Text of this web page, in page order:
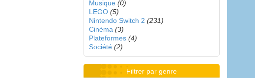
Musique (0)
LEGO (5)
Nintendo Switch 2 (231)
Cinéma (3)
Plateformes (4)
Société (2)
Filtrer par genre